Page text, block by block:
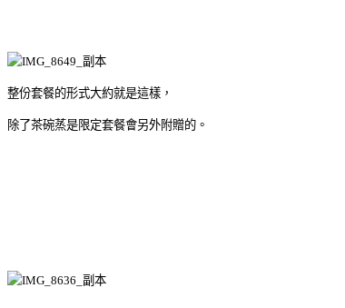
整份套餐的形式大約就是這樣，
除了茶碗蒸是限定套餐會另外附贈的。